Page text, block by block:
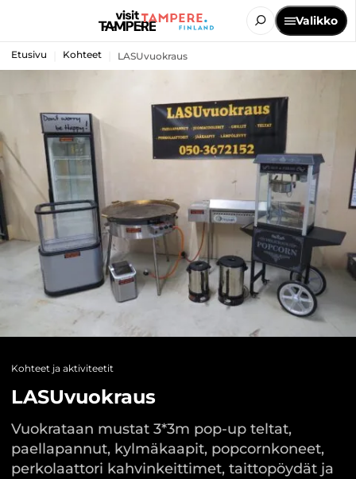
Valikko
Etusivu Kohteet LASUvuokraus
Kohteet ja aktiviteetit
LASUvuokraus
Vuokrataan mustat 3*3m pop-up teltat,
paellapannut, kylmäkaapit, popcornkoneet,
perkolaattori kahvinkeittimet, taittopöydät ja